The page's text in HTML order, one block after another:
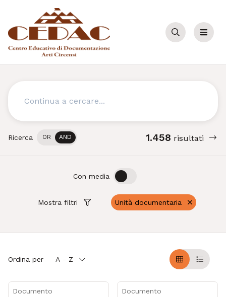
Cerca Menu
Cerca
Ricerca OR AND 1.458 risultati
Mostra filtri Unità documentaria
Con media OFF
Ordina per A - Z
GrigliaTable
Documento Documento